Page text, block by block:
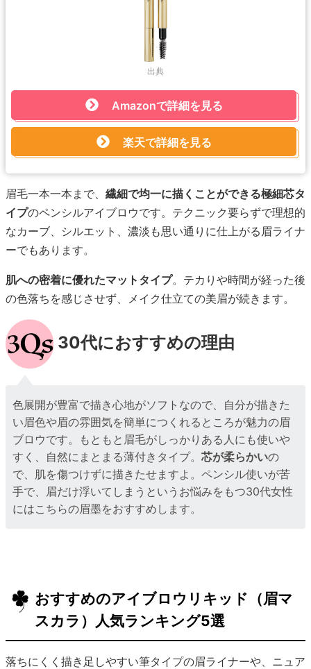
出典
Amazonで詳細を見る
楽天で詳細を見る
眉毛一本一本まで、 繊細で均一に描くことができる極細芯タ
イプのペンシルアイブロウです。テクニック要らずで理想的
なカーブ、シルエット、濃淡も思い通りに仕上がる眉ライナ
ーでもあります。
肌への密着に優れたマットタイプ。テカりや時間が経った後
の色落ちを感じさせず、メイク仕立ての美眉が続きます。
30代におすすめの理由
色展開が豊富で描き心地がソフトなので、自分が描きた
い眉色や眉の雰囲気を簡単につくれるところが魅力の眉
ブロウです。もともと眉毛がしっかりある人にも使いや
すく、自然にまとまる薄付きタイプ。芯が柔らかいの
で、肌を傷つけずに描きたせますよ。ペンシル使いが苦
手で、眉だけ浮いてしまうというお悩みをもつ30代女性
にはこちらの眉墨をおすすめします。
おすすめのアイブロウリキッド（眉マ
スカラ）人気ランキング5選
落ちにくく描き足しやすい筆タイプの眉ライナーや、ニュア